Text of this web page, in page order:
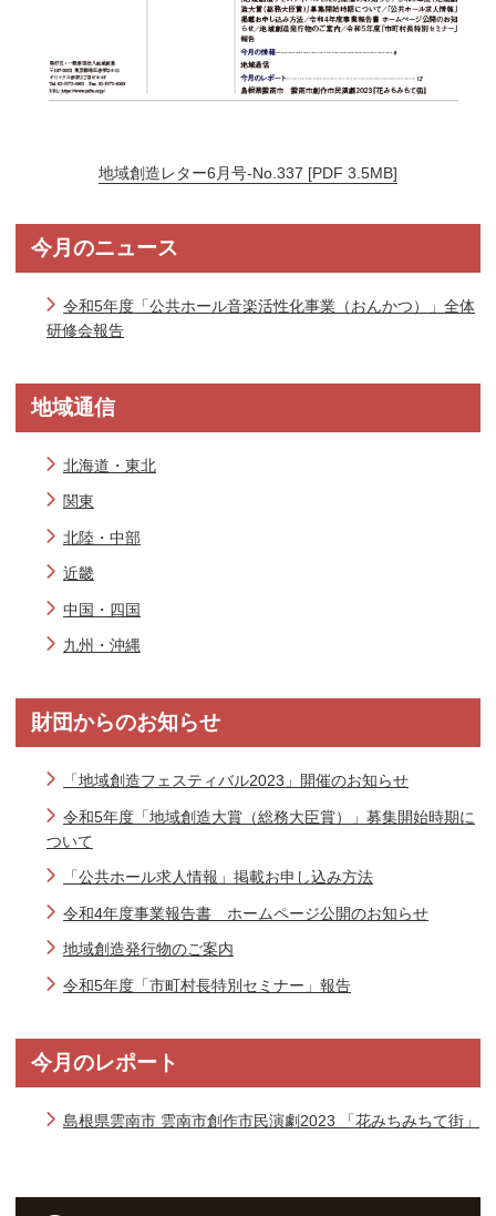
地域創造レター6月号-No.337 [PDF 3.5MB]
今月のニュース
令和5年度「公共ホール音楽活性化事業（おんかつ）」全体
研修会報告
地域通信
北海道・東北
関東
北陸・中部
近畿
中国・四国
九州・沖縄
財団からのお知らせ
「地域創造フェスティバル2023」開催のお知らせ
令和5年度「地域創造大賞（総務大臣賞）」募集開始時期に
ついて
「公共ホール求人情報」掲載お申し込み方法
令和4年度事業報告書 ホームページ公開のお知らせ
地域創造発行物のご案内
令和5年度「市町村長特別セミナー」報告
今月のレポート
島根県雲南市 雲南市創作市民演劇2023 「花みちみちて街」